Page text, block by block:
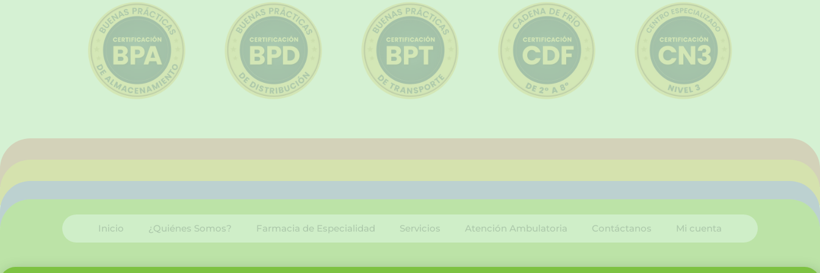
Inicio ¿Quiénes Somos? Farmacia de Especialidad Servicios Atención Ambulatoria Contáctanos Mi cuenta
F I L